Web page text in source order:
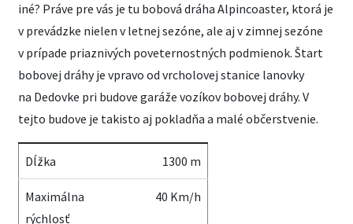
iné? Práve pre vás je tu bobová dráha Alpincoaster, ktorá je
v prevádzke nielen v letnej sezóne, ale aj v zimnej sezóne
v prípade priaznivých poveternostných podmienok. Štart
bobovej dráhy je vpravo od vrcholovej stanice lanovky
na Dedovke pri budove garáže vozíkov bobovej dráhy. V
tejto budove je takisto aj pokladňa a malé občerstvenie.
Dĺžka 1300 m
Maximálna
rýchlosť
40 Km/h